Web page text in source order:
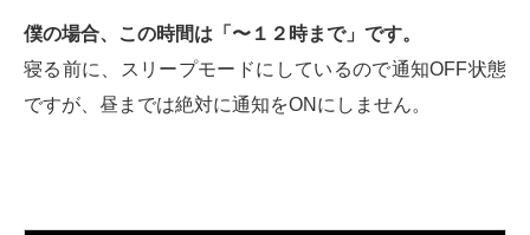
僕の場合、この時間は「〜１２時まで」です。
寝る前に、スリープモードにしているので通知OFF状態
ですが、昼までは絶対に通知をONにしません。